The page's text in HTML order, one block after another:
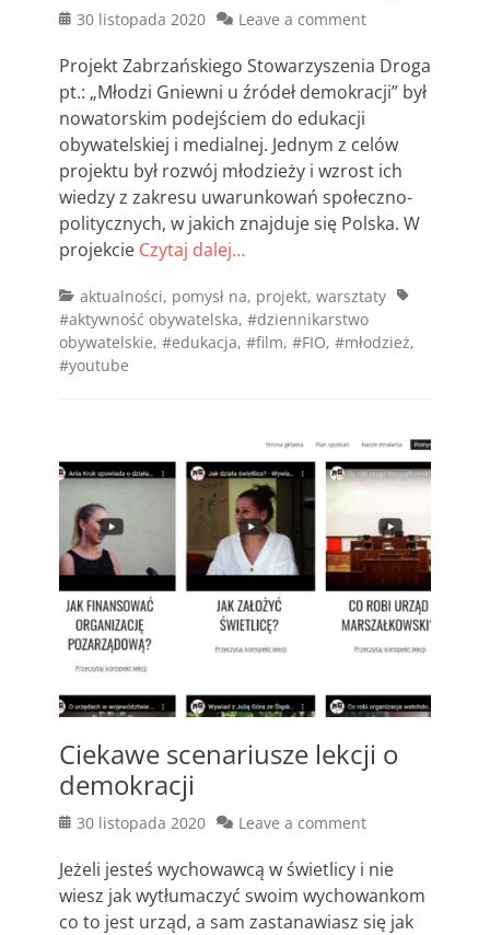
Posted
30 listopada 2020 Leave a comment
Projekt Zabrzańskiego Stowarzyszenia Droga
pt.: „Młodzi Gniewni u źródeł demokracji” był
nowatorskim podejściem do edukacji
obywatelskiej i medialnej. Jednym z celów
projektu był rozwój młodzieży i wzrost ich
wiedzy z zakresu uwarunkowań społeczno-
politycznych, w jakich znajduje się Polska. W
projekcie Czytaj dalej…
Categories
aktualności, pomysł na, projekt, warsztaty Tags
#aktywność obywatelska, #dziennikarstwo
obywatelskie, #edukacja, #film, #FIO, #młodzież,
#youtube
Ciekawe scenariusze lekcji o
demokracji
Posted
30 listopada 2020 Leave a comment
Jeżeli jesteś wychowawcą w świetlicy i nie
wiesz jak wytłumaczyć swoim wychowankom
co to jest urząd, a sam zastanawiasz się jak